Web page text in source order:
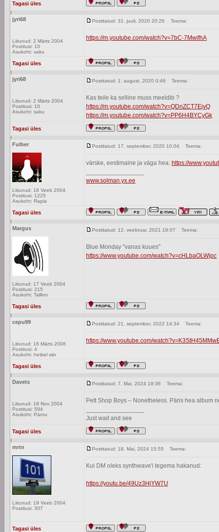
Tagasi üles
jyri68
Liitunud: 2 Märts 2004
Postitusi: 10
Asukoht: saku
Postitatud: 31. juuli, 2020 20:26 Teema:
https://m.youtube.com/watch?v=7bC-7MwifhA
Tagasi üles
jyri68
Liitunud: 2 Märts 2004
Postitusi: 10
Asukoht: saku
Postitatud: 1. august, 2020 0:46 Teema:
Kas teile ka selline muss meeldib ?
https://m.youtube.com/watch?v=QDnZCT7EjvQ
https://m.youtube.com/watch?v=PP6H4BYCyGk
Tagasi üles
Fulber
Liitunud: 18 Veeb 2004
Postitusi: 1225
Asukoht: Rapla
Postitatud: 17. september, 2020 10:04 Teema:
värske, eestimaine ja väga hea: https://
www.solman.yx.ee
Tagasi üles
Margus
Liitunud: 17 Veeb 2004
Postitusi: 215
Asukoht: Tallinn
Postitatud: 12. veebruar, 2021 19:07 Teema:
Blue Monday "vanas kuues"
https://www.youtube.com/watch?v=cHLbaOLWjpc
Tagasi üles
cepu99
Liitunud: 16 Märts 2006
Postitusi: 4
Asukoht: hetkel siin
Postitatud: 21. september, 2022 14:34 Teema:
https://www.youtube.com/
Tagasi üles
Davets
Liitunud: 18 Nov 2004
Postitusi: 594
Asukoht: Pärnu
Postitatud: 7. Mai, 2024 19:36 Teema:
Pett Shop Boys – Nonetheless. Päris hea album
Just wait and see
Tagasi üles
mrtn
Liitunud: 19 Veeb 2004
Postitusi: 307
Postitatud: 18. Mai, 2024 15:55 Teema:
Kui DM oleks synthwave'i tegema hakanud:
https://youtu.be/49Uz3HjYW7U
Tagasi üles